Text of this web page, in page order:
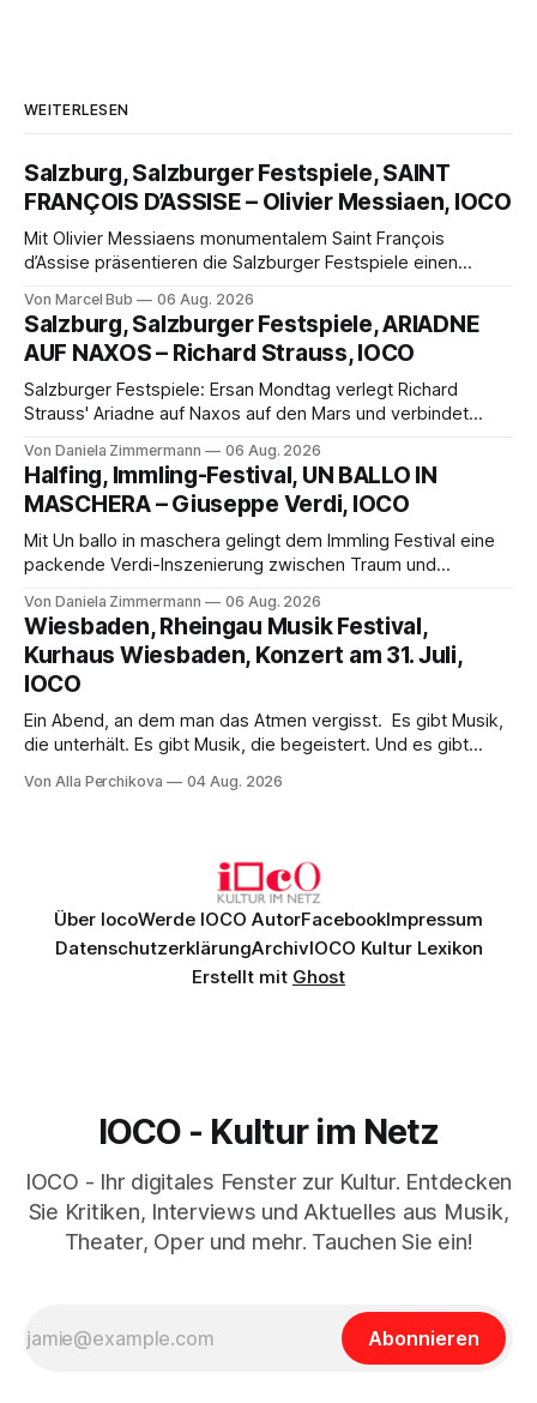
WEITERLESEN
Salzburg, Salzburger Festspiele, SAINT
FRANÇOIS D’ASSISE – Olivier Messiaen, IOCO
Mit Olivier Messiaens monumentalem Saint François
d’Assise präsentieren die Salzburger Festspiele einen
eine bildgewaltige Inszenierung, Maxime Pascal entfaltet
die komplexe Partitur eindrucksvoll, Philippe Sly berührt als
Franziskus.
Von Marcel Bub 06 Aug. 2026
Salzburg, Salzburger Festspiele, ARIADNE
AUF NAXOS – Richard Strauss, IOCO
Salzburger Festspiele: Ersan Mondtag verlegt Richard
Strauss' Ariadne auf Naxos auf den Mars und verbindet
Aufführung mit starken Solisten und den Wiener
Philharmonikern, szenisch bleibt der zweite Akt jedoch
hinter den Erwartungen zurück.
Von Daniela Zimmermann 06 Aug. 2026
Halfing, Immling-Festival, UN BALLO IN
MASCHERA – Giuseppe Verdi, IOCO
Mit Un ballo in maschera gelingt dem Immling Festival eine
packende Verdi-Inszenierung zwischen Traum und
psychologische Tiefe mit starken Bildern, getragen von
einem spielfreudigen Ensemble und einer musikalisch
überzeugenden Gesamtleistung.
Von Daniela Zimmermann 06 Aug. 2026
Wiesbaden, Rheingau Musik Festival,
Kurhaus Wiesbaden, Konzert am 31. Juli,
IOCO
Ein Abend, an dem man das Atmen vergisst. Es gibt Musik,
die unterhält. Es gibt Musik, die begeistert. Und es gibt
Genau so war der Abend im Kurhaus Wiesbaden, an dem
Von Alla Perchikova 04 Aug. 2026
Über IocoWerde IOCO AutorFacebookImpressum
DatenschutzerklärungArchivIOCO Kultur Lexikon
Erstellt mit Ghost
IOCO - Kultur im Netz
IOCO - Ihr digitales Fenster zur Kultur. Entdecken
Sie Kritiken, Interviews und Aktuelles aus Musik,
Theater, Oper und mehr. Tauchen Sie ein!
Abonnieren